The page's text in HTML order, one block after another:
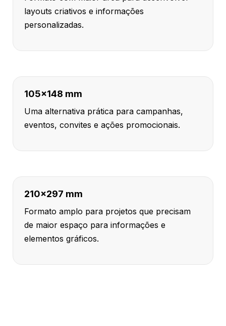
layouts criativos e informações
personalizadas.
105x148 mm
Uma alternativa prática para campanhas,
eventos, convites e ações promocionais.
210x297 mm
Formato amplo para projetos que precisam
de maior espaço para informações e
elementos gráficos.